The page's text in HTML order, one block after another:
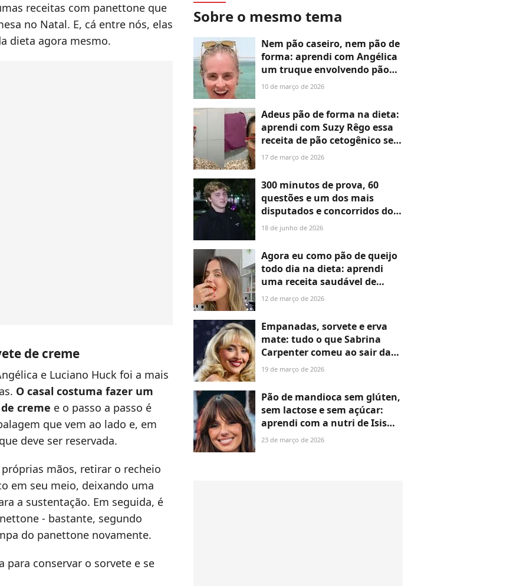
receitas com panettone que
no Natal. E, cá entre nós, elas
dieta agora mesmo.
de creme
e Luciano Huck foi a mais
O casal costuma fazer um
creme e o passo a passo é
que vem ao lado e, em
deve ser reservada.
mãos, retirar o recheio
em seu meio, deixando uma
a sustentação. Em seguida, é
- bastante, segundo
do panettone novamente.
para conservar o sorvete e se
Sobre o mesmo tema
Nem pão caseiro, nem pão de
forma: aprendi com Angélica
um truque envolvendo pão
sem glúten no café da manhã
10 de março de 2026
Adeus pão de forma na dieta:
aprendi com Suzy Rêgo essa
receita de pão cetogênico sem
glúten que não leva farinha e
de outra forma mais
17 de março de 2026
300 minutos de prova, 60
questões e um dos mais
disputados e concorridos do
Brasil: como é o vestibular do
Huck, filho nº 2 de Angélica e
Luciano Huck, planeja fazer
18 de junho de 2026
Agora eu como pão de queijo
todo dia na dieta: aprendi
uma receita saudável de
apenas 5 ingredientes com
minha rotina
12 de março de 2026
Empanadas, sorvete e erva
mate: tudo o que Sabrina
Carpenter comeu ao sair da
dieta na Argentina prova que
de queijo com guaraná antes
do Lollapalooza 2026
19 de março de 2026
Pão de mandioca sem glúten,
sem lactose e sem açúcar:
aprendi com a nutri de Isis
Valverde essa receita
23 de março de 2026